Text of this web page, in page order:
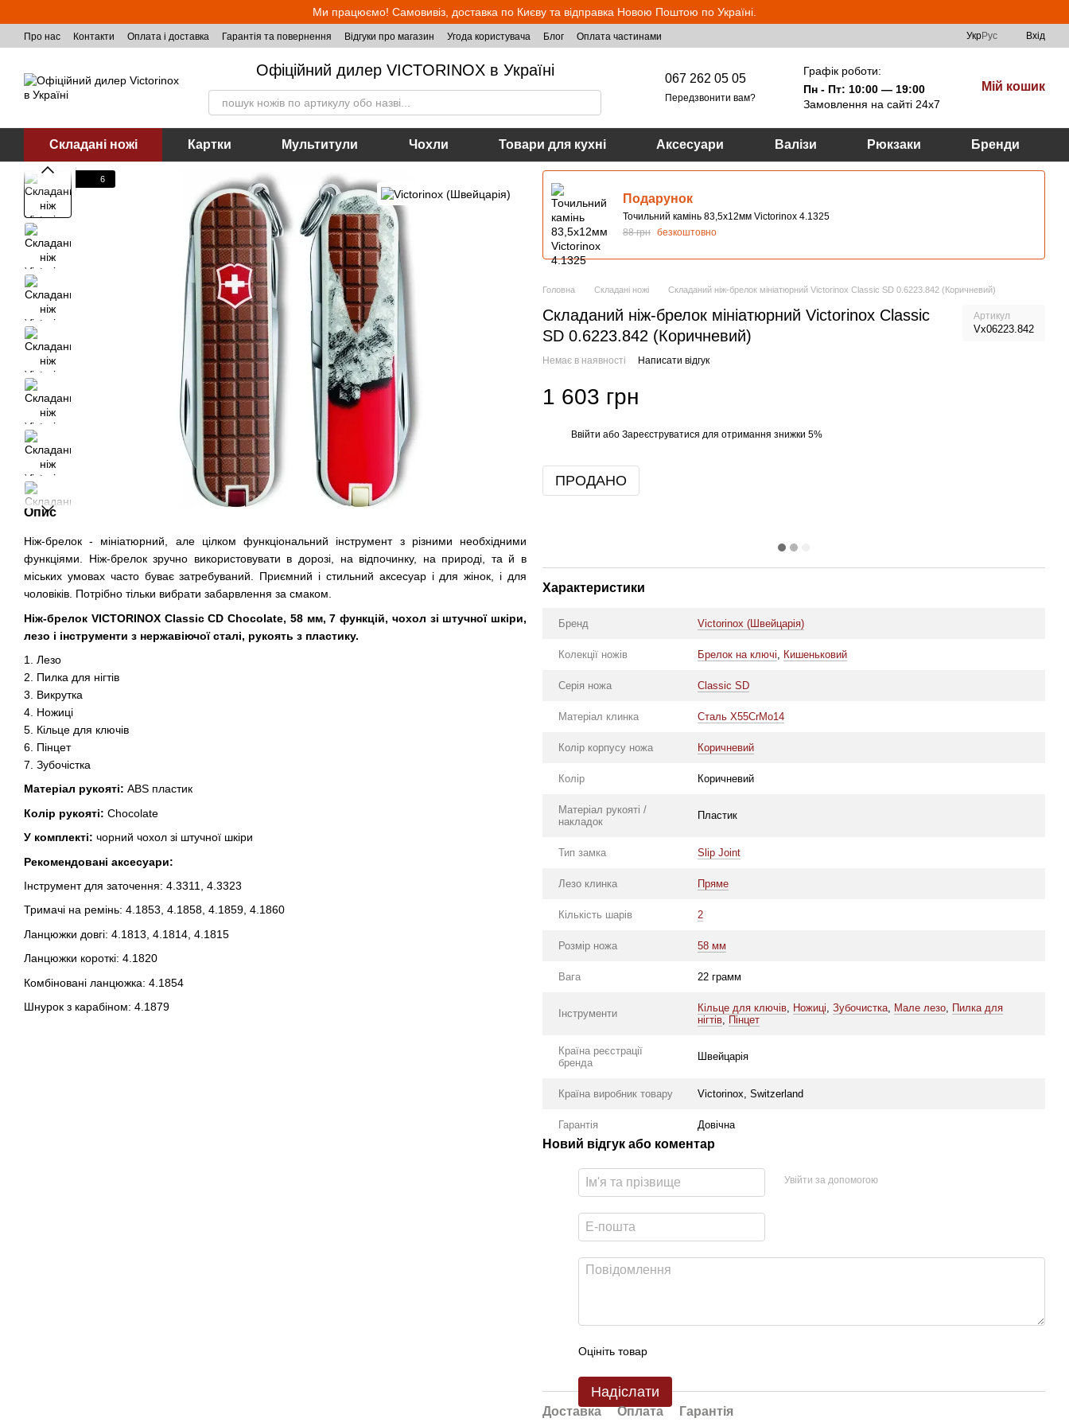
Ми працюємо! Самовивіз, доставка по Києву та відправка Новою Поштою по Україні.
Про нас Контакти Оплата і доставка Гарантія та повернення Відгуки про магазин Угода користувача Блог Оплата частинами УкрРус Вхід
Офіційний дилер VICTORINOX в Україні 067 262 05 05
Передзвонити вам?
Графік роботи:
Пн - Пт: 10:00 — 19:00
Замовлення на сайті 24х7
Мій кошик
Складані ножі Картки Мультитули Чохли Товари для кухні Аксесуари Валізи Рюкзаки Бренди
6
Опис
Ніж-брелок - мініатюрний, але цілком функціональний інструмент з різними необхідними
функціями. Ніж-брелок зручно використовувати в дорозі, на відпочинку, на природі, та й в
міських умовах часто буває затребуваний. Приємний і стильний аксесуар і для жінок, і для
чоловіків. Потрібно тільки вибрати забарвлення за смаком.
Ніж-брелок VICTORINOX Classic CD Chocolate, 58 мм, 7 функцій, чохол зі штучної шкіри,
лезо і інструменти з нержавіючої сталі, рукоять з пластику.
1. Лезо
2. Пилка для нігтів
3. Викрутка
4. Ножиці
5. Кільце для ключів
6. Пінцет
7. Зубочістка
Матеріал рукояті: ABS пластик
Колір рукояті: Chocolate
У комплекті: чорний чохол зі штучної шкіри
Рекомендовані аксесуари:
Інструмент для заточення: 4.3311, 4.3323
Тримачі на ремінь: 4.1853, 4.1858, 4.1859, 4.1860
Ланцюжки довгі: 4.1813, 4.1814, 4.1815
Ланцюжки короткі: 4.1820
Комбіновані ланцюжка: 4.1854
Шнурок з карабіном: 4.1879
Подарунок
Точильний камінь 83,5х12мм Victorinox 4.1325
88 грн безкоштовно
Головна Складані ножі Складаний ніж-брелок мініатюрний Victorinox Classic SD 0.6223.842 (Коричневий)
Складаний ніж-брелок мініатюрний Victorinox Classic
SD 0.6223.842 (Коричневий)
Артикул
Vx06223.842
Немає в наявності Написати відгук
1 603 грн
Ввійти або Зареєструватися для отримання знижки 5%
ПРОДАНО
Характеристики
Бренд Victorinox (Швейцарія)
Колекції ножів Брелок на ключі, Кишеньковий
Серія ножа Classic SD
Матеріал клинка Сталь X55CrMo14
Колір корпусу ножа Коричневий
Колір Коричневий
Матеріал рукояті /
накладок
Пластик
Тип замка Slip Joint
Лезо клинка Пряме
Кількість шарів 2
Розмір ножа 58 мм
Вага 22 грамм
Інструменти Кільце для ключів, Ножиці, Зубочистка, Мале лезо, Пилка для
нігтів, Пінцет
Країна реєстрації
бренда
Швейцарія
Країна виробник товару Victorinox, Switzerland
Гарантія Довічна
Новий відгук або коментар
Увійти за допомогою
Оцініть товар
Надіслати
Доставка Оплата Гарантія